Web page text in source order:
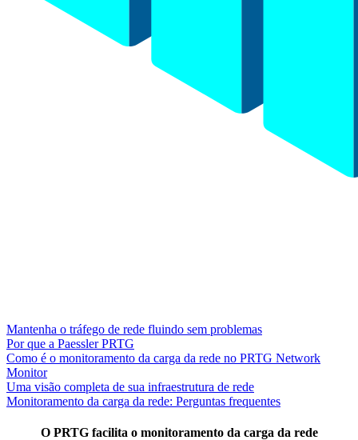
Mantenha o tráfego de rede fluindo sem problemas
Por que a Paessler PRTG
Como é o monitoramento da carga da rede no PRTG Network
Monitor
Uma visão completa de sua infraestrutura de rede
Monitoramento da carga da rede: Perguntas frequentes
O PRTG facilita o monitoramento da carga da rede